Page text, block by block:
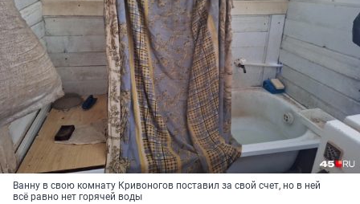
Ванну в свою комнату Кривоногов поставил за свой счет, но в ней
всё равно нет горячей воды